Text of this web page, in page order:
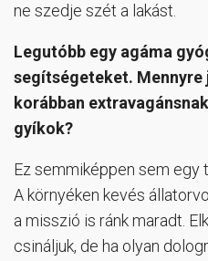
ne szedje szét a lakást.
Legutóbb egy agáma
segítségeteket.
korábban
gyíkok?
Ez semmiképpen sem egy
A környéken kevés
a misszió is ránk maradt.
csináljuk, de ha olyan